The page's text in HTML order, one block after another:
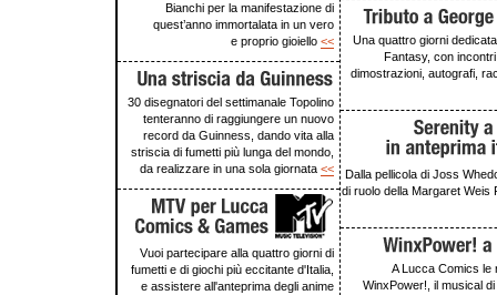
Bianchi per la manifestazione di
quest’anno immortalata in un vero
e proprio gioiello <<
30 disegnatori del settimanale Topolino
tenteranno di raggiungere un nuovo
record da Guinness, dando vita alla
striscia di fumetti più lunga del mondo,
da realizzare in una sola giornata <<
Vuoi partecipare alla quattro giorni di
fumetti e di giochi più eccitante d'Italia,
e assistere all'anteprima degli anime
Una quattro giorni
Fantasy, con
dimostrazioni, autografi,
Dalla pellicola di Joss
di ruolo della Margaret Weis
A Lucca Comics le
WinxPower!, il musical